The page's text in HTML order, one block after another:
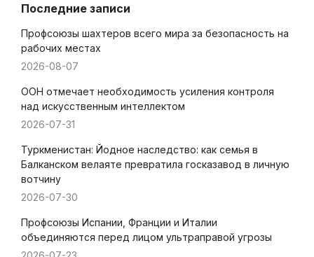
Последние записи
Профсоюзы шахтеров всего мира за безопасность на
рабочих местах
2026-08-07
ООН отмечает необходимость усиления контроля
над искусственным интеллектом
2026-07-31
Туркменистан: Йодное наследство: как семья в
Балканском велаяте превратила госказавод в личную
вотчину
2026-07-30
Профсоюзы Испании, Франции и Италии
объединяются перед лицом ультраправой угрозы